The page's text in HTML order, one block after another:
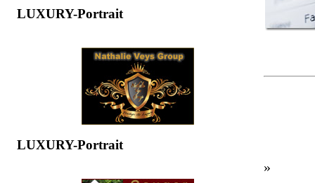
LUXURY-Portrait
LUXURY-Portrait
»